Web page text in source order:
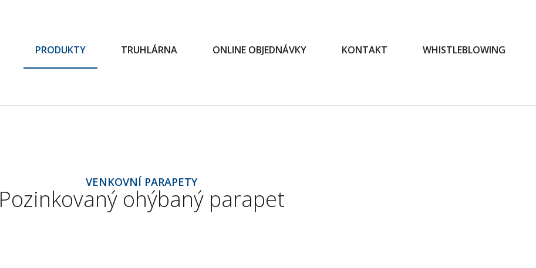
PRODUKTY TRUHLÁRNA ONLINE OBJEDNÁVKY KONTAKT WHISTLEBLOWING
VENKOVNÍ PARAPETY
Pozinkovaný ohýbaný parapet